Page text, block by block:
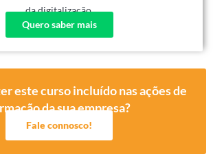
da digitalização.
Quero saber mais
este curso incluído nas ações de
da sua empresa?
Fale connosco!